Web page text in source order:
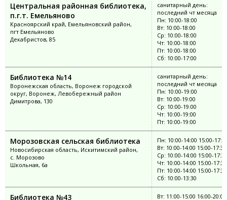
Центральная районная библиотека,
п.г.т. Емельяново
Красноярский край, Емельяновский район,
пгт Емельяново
Декабристов, 85
санитарный день:
последний чт месяца
Пн: 10:00-18:00
Вт: 10:00-18:00
Ср: 10:00-18:00
Чт: 10:00-18:00
Пт: 10:00-18:00
Сб: 10:00-17:00
Библиотека №14
Воронежская область, Воронеж городской
округ, Воронеж, Левобережный район
Димитрова, 130
санитарный день:
последний чт месяца
Пн: 10:00-19:00
Вт: 10:00-19:00
Ср: 10:00-19:00
Чт: 10:00-19:00
Пт: 10:00-19:00
Морозовская сельская библиотека
Новосибирская область, Искитимский район,
с. Морозово
Школьная, 6а
Пн: 10:00-14:00 15:00-
Вт: 10:00-14:00 15:00-17:30
Ср: 10:00-14:00 15:00-17:30
Чт: 10:00-14:00 15:00-17:30
Пт: 10:00-14:00 15:00-17:30
Сб: 10:00-13:30
Библиотека №43
Вт: 11:00-15:00 16:00-20:00